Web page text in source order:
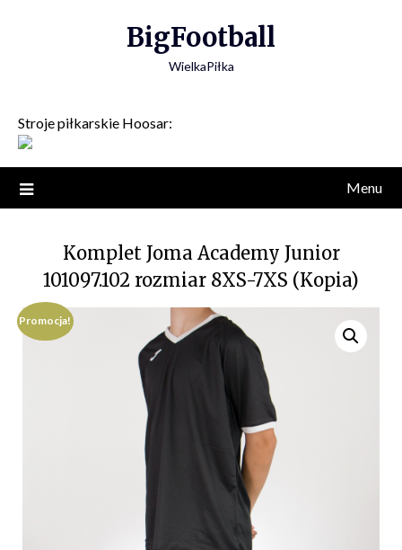
BigFootball
WielkaPiłka
Stroje piłkarskie Hoosar:
Menu
Komplet Joma Academy Junior
101097.102 rozmiar 8XS-7XS (Kopia)
Promocja!